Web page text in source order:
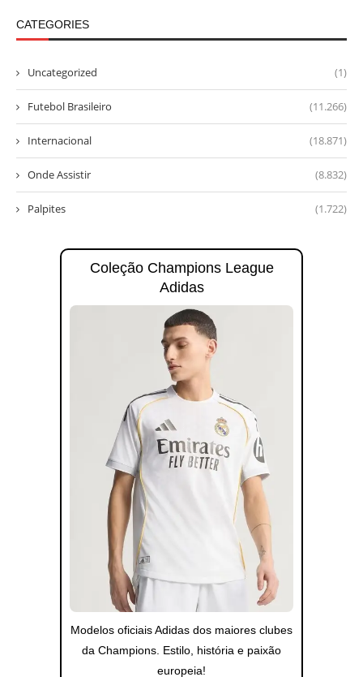
CATEGORIES
Uncategorized (1)
Futebol Brasileiro (11.266)
Internacional (18.871)
Onde Assistir (8.832)
Palpites (1.722)
Coleção Champions League
Adidas
Modelos oficiais Adidas dos maiores clubes
da Champions. Estilo, história e paixão
europeia!